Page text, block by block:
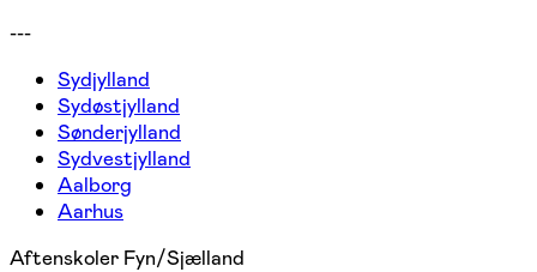
---
Sydjylland
Sydøstjylland
Sønderjylland
Sydvestjylland
Aalborg
Aarhus
Aftenskoler Fyn/Sjælland